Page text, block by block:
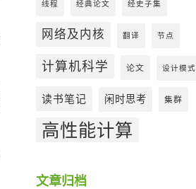
线程 经典论文 经史子集
网络及内核 翻译 节点
计算机科学 论文 设计模式
读书笔记 闲时思考 集群
高性能计算
文章归档